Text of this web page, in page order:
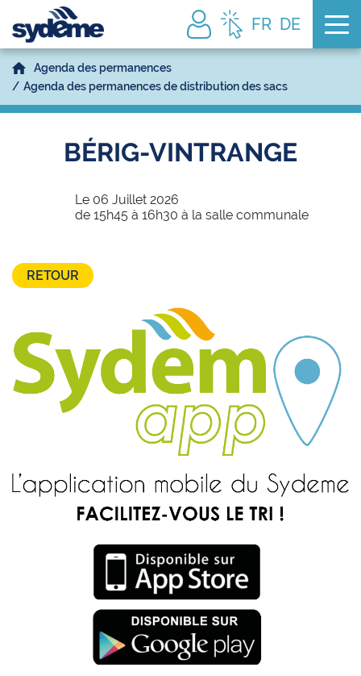
FR DE
Agenda des permanences
Agenda des permanences de distribution des sacs
BÉRIG-VINTRANGE
Le 06 Juillet 2026
de 15h45 à 16h30 à la salle communale
RETOUR